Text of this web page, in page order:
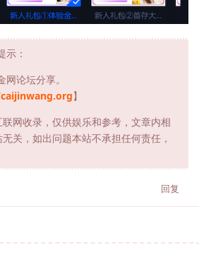
示：
论坛分享。
】
网收录，仅供娱乐和参考，文章内相
关，如出问题本站不承担任何责任，
回复